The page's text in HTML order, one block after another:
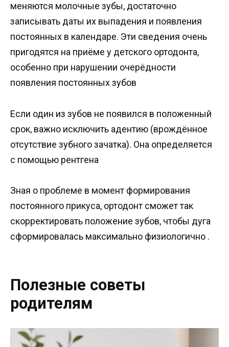
меняются молочные зубы, достаточно
записывать даты их выпадения и появления
постоянных в календаре. Эти сведения очень
пригодятся на приёме у детского ортодонта,
особенно при нарушении очерёдности
появления постоянных зубов
Если один из зубов не появился в положенный
срок, важно исключить адентию (врождённое
отсутствие зубного зачатка). Она определяется
с помощью рентгена
Зная о проблеме в момент формирования
постоянного прикуса, ортодонт сможет так
скорректировать положение зубов, чтобы дуга
сформировалась максимально физиологично .
Полезные советы
родителям